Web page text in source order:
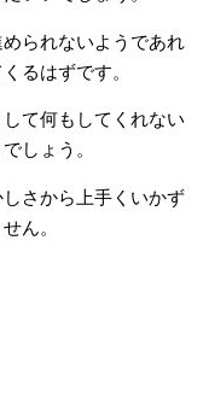
られないようであれ
るはずです。
て何もしてくれない
しょう。
さから上手くいかず
ん。